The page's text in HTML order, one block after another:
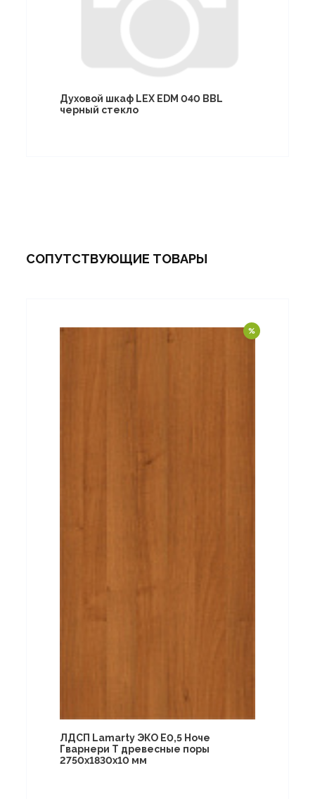
Духовой шкаф LEX EDM 040 BBL
черный стекло
СОПУТСТВУЮЩИЕ ТОВАРЫ
ЛДСП Lamarty ЭКО E0,5 Ноче
Гварнери T древесные поры
2750х1830х10 мм